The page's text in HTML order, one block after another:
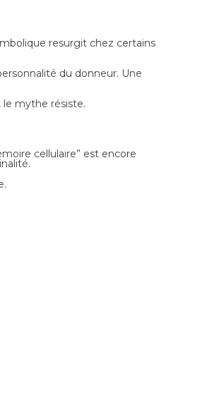
resurgit chez certains
du donneur. Une
le mythe résiste.
cellulaire” est encore